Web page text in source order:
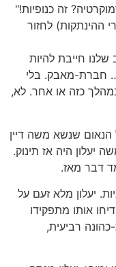
זה כנופיות!"
ההינתקות) לחזור
חייבת להיות
חברת-מאבק. בלי
כזה או אחר. לא,
שנשא משה דיין
משה יעלון היה אז תינוק.
דבר מאז.
יעלון מלא זעם על
אותו מתפקידו
רביעית,